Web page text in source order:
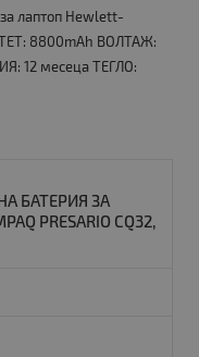
лаптоп Hewlett-
8800mAh ВОЛТАЖ:
12 месеца ТЕГЛО:
БАТЕРИЯ ЗА
PRESARIO CQ32,